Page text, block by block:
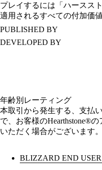
プレイするには「ハースス
適用されるすべての付加価
PUBLISHED BY
DEVELOPED BY
年齢別レーティング
本取引から発生する、支払
で、お客様のHearthstone®
いただく場合がございます。
BLIZZARD END